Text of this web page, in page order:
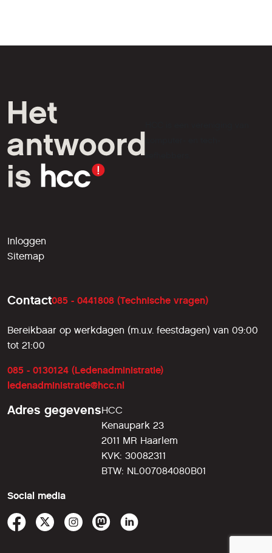
liefhebbers.
Inloggen
Sitemap
Contact085 - 0441808 (Technische vragen)
Bereikbaar op werkdagen (m.u.v. feestdagen) van 09:00
tot 21:00
085 - 0130124 (Ledenadministratie)
ledenadministratie@hcc.nl
Adres gegevensHCC
Kenaupark 23
2011 MR Haarlem
KVK: 30082311
BTW: NL007084080B01
Social media